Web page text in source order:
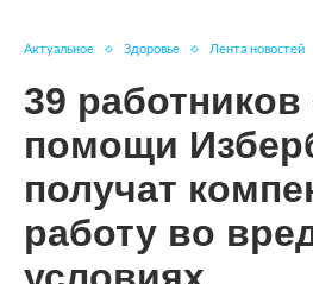
Актуальное Здоровье Лента новостей
39 работников
помощи
получат
работу во